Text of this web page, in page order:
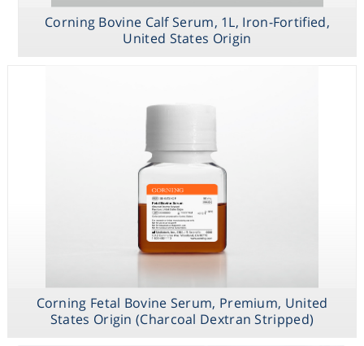
Corning Bovine Calf Serum, 1L, Iron-Fortified,
United States Origin
Corning Fetal Bovine Serum, Premium, United
States Origin (Charcoal Dextran Stripped)